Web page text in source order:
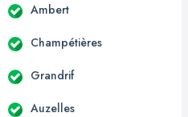
Ambert
Champétières
Grandrif
Auzelles